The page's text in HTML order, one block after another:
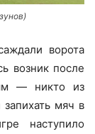
ворота
возник после
— никто из
мяч в
наступило